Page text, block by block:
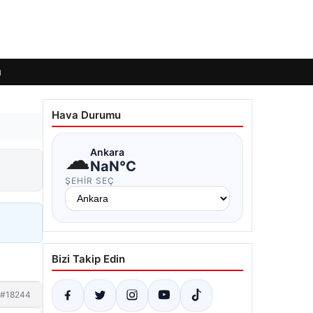
#18244
Hava Durumu
☁Ankara
NaN°C
ŞEHIR SEÇ
Bizi Takip Edin